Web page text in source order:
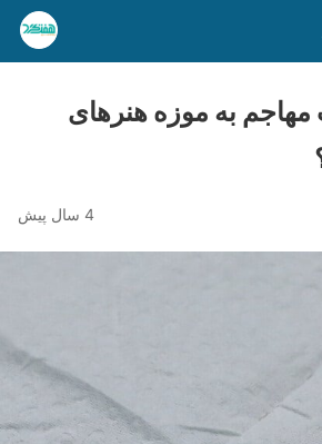
به موزه هنرهای
4 سال پیش